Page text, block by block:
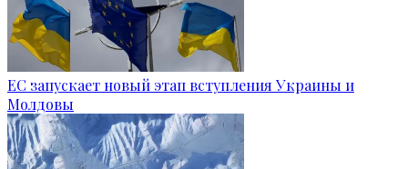
ЕС запускает новый этап вступления Украины и
Молдовы